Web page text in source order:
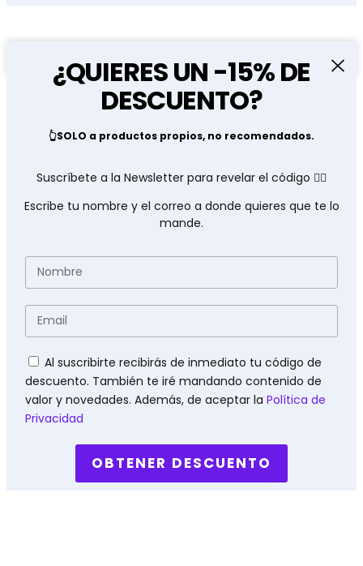
¿QUIERES UN -15% DE
DESCUENTO?
👆SOLO a productos propios, no recomendados.
Suscríbete a la Newsletter para revelar el código 👇🏽
Escribe tu nombre y el correo a donde quieres que te lo
mande.
Nombre
Email
Políticas
Al suscribirte recibirás de inmediato tu código de
descuento. También te iré mandando contenido de
valor y novedades. Además, de aceptar la Política de
Privacidad
OBTENER DESCUENTO